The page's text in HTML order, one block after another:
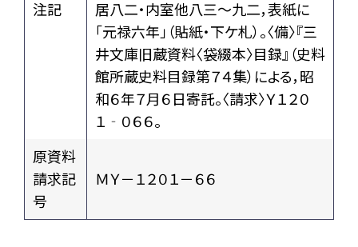
注記
居八二・内室他八三～九二，表紙に
「元禄六年」（貼紙・下ケ札）。〈備〉『三
井文庫旧蔵資料〈袋綴本〉目録』（史料
館所蔵史料目録第７４集）による，昭
和６年７月６日寄託。〈請求〉Ｙ１２０
１‐０６６。
原資料
請求記
号
ＭＹ－１２０１－６６